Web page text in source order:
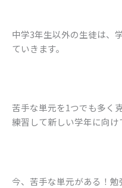
中学3年生以外の生徒は、
ていきます。
苦手な単元を1つでも多く
練習して新しい学年に向け
今、苦手な単元がある！